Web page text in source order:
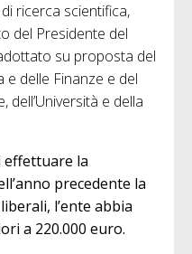
ricerca scientifica,
del Presidente del
su proposta del
e delle Finanze e del
dell’Università e della
effettuare la
precedente la
l’ente abbia
a 220.000 euro.